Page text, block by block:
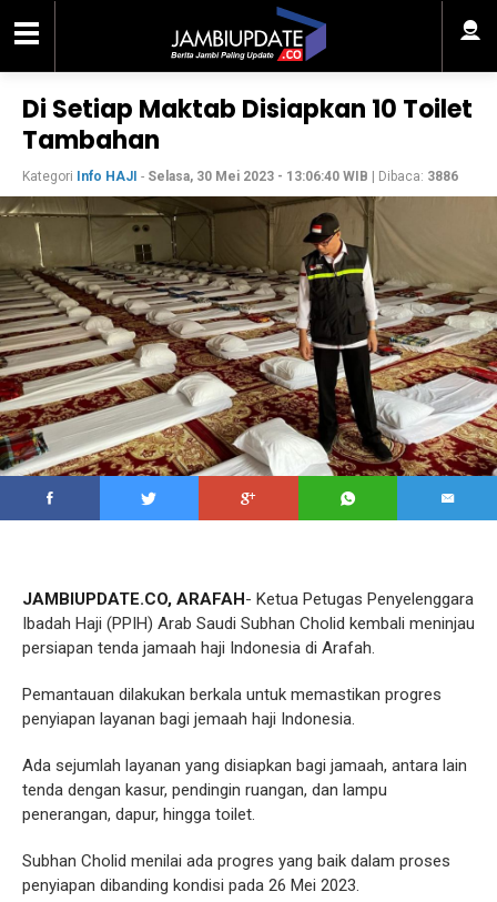
Di Setiap Maktab Disiapkan 10 Toilet
Tambahan
Kategori Info HAJI - Selasa, 30 Mei 2023 - 13:06:40 WIB | Dibaca: 3886
JAMBIUPDATE.CO, ARAFAH- Ketua Petugas Penyelenggara
Ibadah Haji (PPIH) Arab Saudi Subhan Cholid kembali meninjau
persiapan tenda jamaah haji Indonesia di Arafah.
Pemantauan dilakukan berkala untuk memastikan progres
penyiapan layanan bagi jemaah haji Indonesia.
Ada sejumlah layanan yang disiapkan bagi jamaah, antara lain
tenda dengan kasur, pendingin ruangan, dan lampu
penerangan, dapur, hingga toilet.
Subhan Cholid menilai ada progres yang baik dalam proses
penyiapan dibanding kondisi pada 26 Mei 2023.